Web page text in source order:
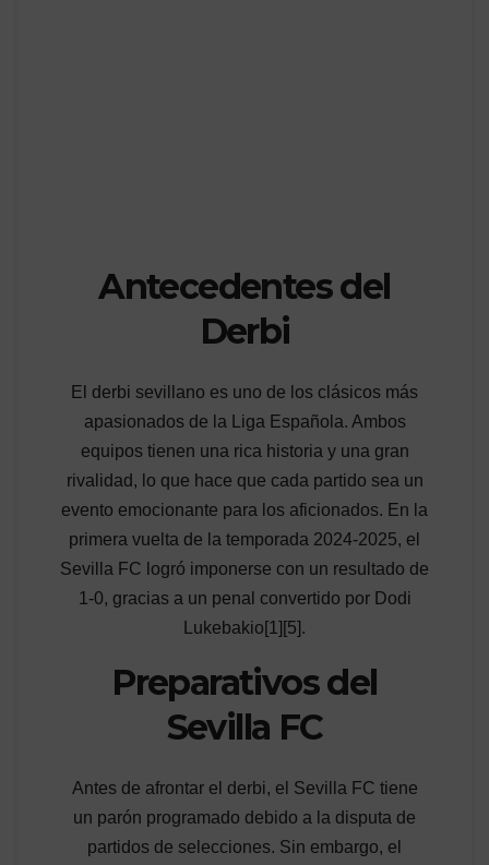
Antecedentes del
Derbi
El derbi sevillano es uno de los clásicos más
apasionados de la Liga Española. Ambos
equipos tienen una rica historia y una gran
rivalidad, lo que hace que cada partido sea un
evento emocionante para los aficionados. En la
primera vuelta de la temporada 2024-2025, el
Sevilla FC logró imponerse con un resultado de
1-0, gracias a un penal convertido por Dodi
Lukebakio[1][5].
Preparativos del
Sevilla FC
Antes de afrontar el derbi, el Sevilla FC tiene
un parón programado debido a la disputa de
partidos de selecciones. Sin embargo, el